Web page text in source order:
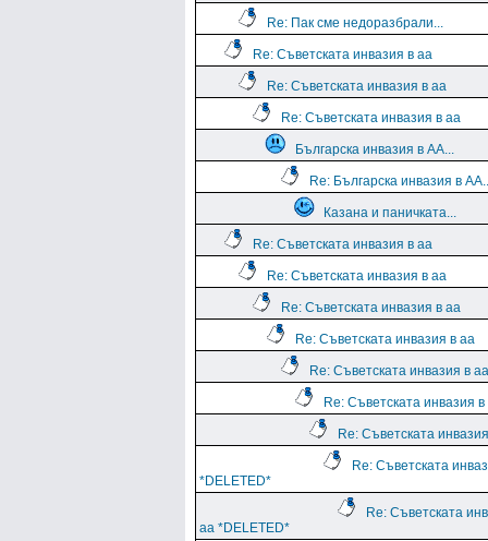
Re: Пак сме недоразбрали...
Re: Съветската инвазия в аа
Re: Съветската инвазия в аа
Re: Съветската инвазия в аа
Българска инвазия в АА...
Re: Българска инвазия в
Казана и паничката...
Re: Съветската инвазия в аа
Re: Съветската инвазия в аа
Re: Съветската инвазия в аа
Re: Съветската инвазия в аа
Re: Съветската инвазия в аа
Re: Съветската инвазия в
Re: Съветската
Re: Съветската
*DELETED*
Re: Съветската
аа *DELETED*